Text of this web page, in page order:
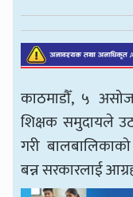
काठमाडौँ, ५
शिक्षक समुदायले
गरी
बन्न सरकारलाई